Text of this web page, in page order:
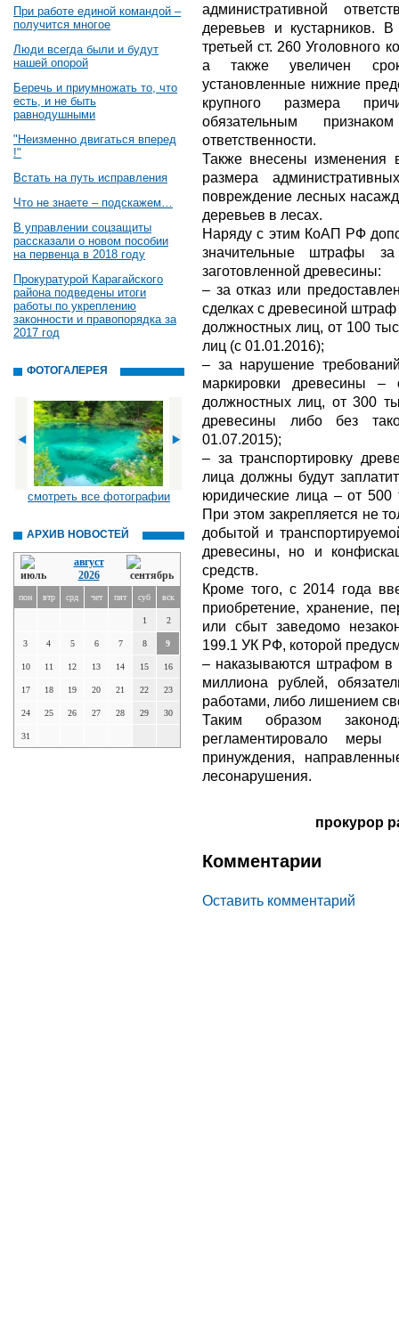
При работе единой командой –
получится многое
Люди всегда были и будут
нашей опорой
Беречь и приумножать то, что
есть, и не быть
равнодушными
"Неизменно двигаться вперед
!"
Встать на путь исправления
Что не знаете – подскажем…
В управлении соцзащиты
рассказали о новом пособии
на первенца в 2018 году
Прокуратурой Карагайского
района подведены итоги
работы по укреплению
законности и правопорядка за
2017 год
ФОТОГАЛЕРЕЯ
смотреть все фотографии
АРХИВ НОВОСТЕЙ
август
2026
пон втр срд чет пят суб вск
1 2
3 4 5 6 7 8 9
10 11 12 13 14 15 16
17 18 19 20 21 22 23
24 25 26 27 28 29 30
31
административной
деревьев и кустарников.
третьей ст. 260
а также увеличен
установленные нижние
крупного размера
обязательным
ответственности.
Также внесены изменения
размера
повреждение лесных
деревьев в лесах.
Наряду с этим КоАП РФ
значительные штрафы
заготовленной древесины:
– за отказ или
сделках с древесиной штраф
должностных лиц, от 100
лиц (с 01.01.2016);
– за нарушение
маркировки древесины
должностных лиц, от 300
древесины либо без
01.07.2015);
– за транспортировку
лица должны будут
юридические лица – от
При этом закрепляется не
добытой и
древесины, но и
средств.
Кроме того, с 2014 года
приобретение, хранение,
или сбыт заведомо
199.1 УК РФ, которой
– наказываются штрафом в
миллиона рублей,
работами, либо лишением
Таким образом
регламентировало меры
принуждения,
лесонарушения.
прокурор
Комментарии
Оставить комментарий